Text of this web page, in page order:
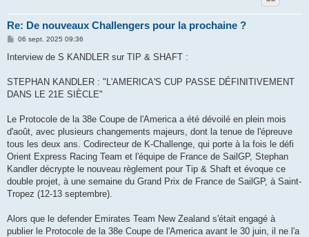
Re: De nouveaux Challengers pour la prochaine ?
M
s
g
06 sept. 2025 09:36
Interview de S KANDLER sur TIP & SHAFT :
STEPHAN KANDLER : "L'AMERICA'S CUP PASSE DÉFINITIVEMENT
DANS LE 21E SIÈCLE"
Le Protocole de la 38e Coupe de l'America a été dévoilé en plein mois
d'août, avec plusieurs changements majeurs, dont la tenue de l'épreuve
tous les deux ans. Codirecteur de K-Challenge, qui porte à la fois le défi
Orient Express Racing Team et l'équipe de France de SailGP, Stephan
Kandler décrypte le nouveau règlement pour Tip & Shaft et évoque ce
double projet, à une semaine du Grand Prix de France de SailGP, à Saint-
Tropez (12-13 septembre).
Alors que le defender Emirates Team New Zealand s'était engagé à
publier le Protocole de la 38e Coupe de l'America avant le 30 juin, il ne l'a